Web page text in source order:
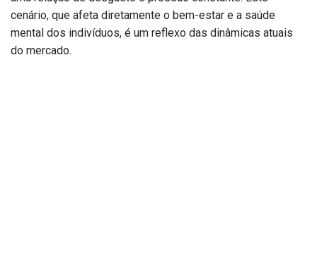
cenário, que afeta diretamente o bem-estar e a saúde
mental dos indivíduos, é um reflexo das dinâmicas atuais
do mercado.